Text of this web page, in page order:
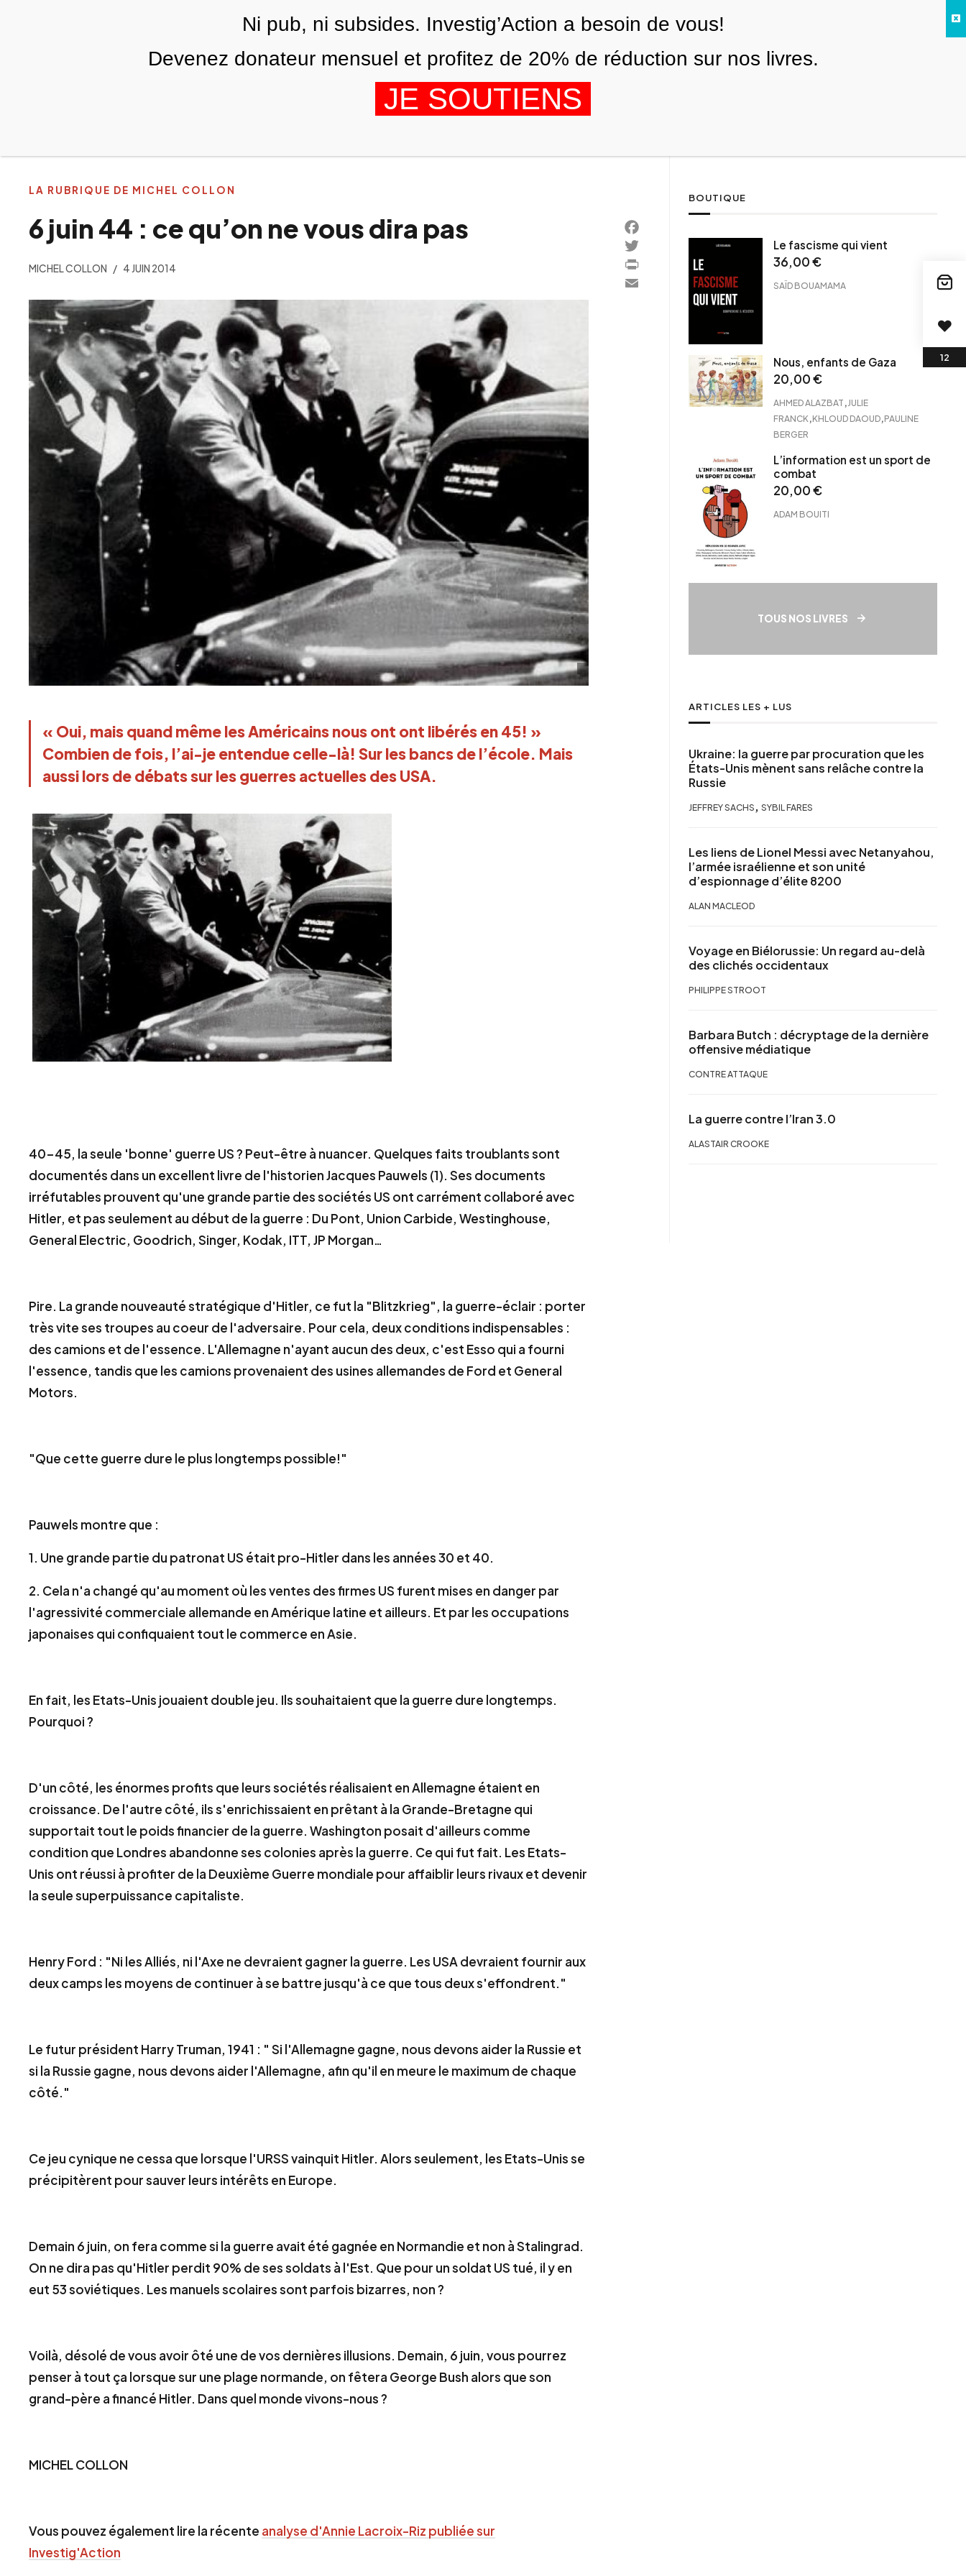
NOUS AGENDA
6 juin 44 : ce qu’on ne vous dira pas
MICHEL COLLON 4 JUIN 2014
« Oui, mais quand même les Américains nous ont ont libérés en 45! »
Combien de fois, l’ai-je entendue celle-là! Sur les bancs de l’école. Mais
aussi lors de débats sur les guerres actuelles des USA.
40-45, la seule 'bonne' guerre US ? Peut-être à nuancer. Quelques faits troublants sont
documentés dans un excellent livre de l'historien Jacques Pauwels (1). Ses documents
irréfutables prouvent qu'une grande partie des sociétés US ont carrément collaboré avec
Hitler, et pas seulement au début de la guerre : Du Pont, Union Carbide, Westinghouse,
General Electric, Goodrich, Singer, Kodak, ITT, JP Morgan…
Pire. La grande nouveauté stratégique d'Hitler, ce fut la "Blitzkrieg", la guerre-éclair : porter
très vite ses troupes au coeur de l'adversaire. Pour cela, deux conditions indispensables :
des camions et de l'essence. L'Allemagne n'ayant aucun des deux, c'est Esso qui a fourni
l'essence, tandis que les camions provenaient des usines allemandes de Ford et General
Motors.
"Que cette guerre dure le plus longtemps possible!"
Pauwels montre que :
1. Une grande partie du patronat US était pro-Hitler dans les années 30 et 40.
2. Cela n'a changé qu'au moment où les ventes des firmes US furent mises en danger par
l'agressivité commerciale allemande en Amérique latine et ailleurs. Et par les occupations
japonaises qui confiquaient tout le commerce en Asie.
En fait, les Etats-Unis jouaient double jeu. Ils souhaitaient que la guerre dure longtemps.
Pourquoi ?
D'un côté, les énormes profits que leurs sociétés réalisaient en Allemagne étaient en
croissance. De l'autre côté, ils s'enrichissaient en prêtant à la Grande-Bretagne qui
supportait tout le poids financier de la guerre. Washington posait d'ailleurs comme
condition que Londres abandonne ses colonies après la guerre. Ce qui fut fait. Les Etats-
Unis ont réussi à profiter de la Deuxième Guerre mondiale pour affaiblir leurs rivaux et devenir
la seule superpuissance capitaliste.
Henry Ford : "Ni les Alliés, ni l'Axe ne devraient gagner la guerre. Les USA devraient fournir aux
deux camps les moyens de continuer à se battre jusqu'à ce que tous deux s'effondrent."
Le futur président Harry Truman, 1941 : " Si l'Allemagne gagne, nous devons aider la Russie et
si la Russie gagne, nous devons aider l'Allemagne, afin qu'il en meure le maximum de chaque
côté."
Ce jeu cynique ne cessa que lorsque l'URSS vainquit Hitler. Alors seulement, les Etats-Unis se
précipitèrent pour sauver leurs intérêts en Europe.
Demain 6 juin, on fera comme si la guerre avait été gagnée en Normandie et non à Stalingrad.
On ne dira pas qu'Hitler perdit 90% de ses soldats à l'Est. Que pour un soldat US tué, il y en
eut 53 soviétiques. Les manuels scolaires sont parfois bizarres, non ?
Voilà, désolé de vous avoir ôté une de vos dernières illusions. Demain, 6 juin, vous pourrez
penser à tout ça lorsque sur une plage normande, on fêtera George Bush alors que son
grand-père a financé Hitler. Dans quel monde vivons-nous ?
MICHELCOLLON
Vous pouvez également lire la récente analyse d'Annie Lacroix-Riz publiée sur
Investig'Action
LA RUBRIQUE DE MICHEL COLLON
Facebook
Twitter
PrintFriendly
Email
BOUTIQUE
Le fascisme qui vient
36,00€
SAÏD BOUAMAMA
Nous, enfants de Gaza
20,00€
AHMED ALAZBAT ,JULIE
FRANCK,KHLOUD DAOUD,PAULINE
BERGER
L’information est un sport de
combat
20,00€
ADAM BOUITI
TOUS NOS LIVRES
ARTICLES LES + LUS
Ukraine: la guerre par procuration que les
États-Unis mènent sans relâche contre la
Russie
JEFFREY SACHS , SYBIL FARES
Les liens de Lionel Messi avec Netanyahou,
l’armée israélienne et son unité
d’espionnage d’élite 8200
ALAN MACLEOD
Voyage en Biélorussie: Un regard au-delà
des clichés occidentaux
PHILIPPE STROOT
Barbara Butch : décryptage de la dernière
offensive médiatique
CONTRE ATTAQUE
La guerre contre l’Iran 3.0
ALASTAIR CROOKE
Ni pub, ni subsides. Investig’Action a besoin de vous!
Devenez donateur mensuel et profitez de 20% de réduction sur nos livres.
JE SOUTIENS